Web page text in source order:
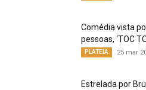
Comédia vista
pessoas, ‘TOC
PLATEIA 25 mar
Estrelada por